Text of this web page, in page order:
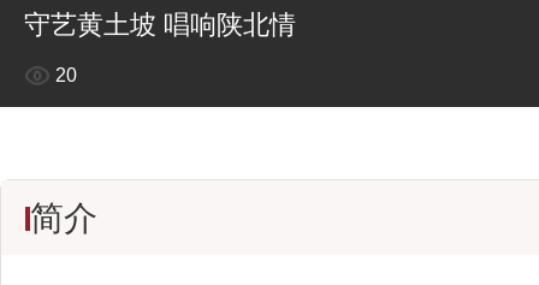
守艺黄土坡 唱响陕北情
20
简介